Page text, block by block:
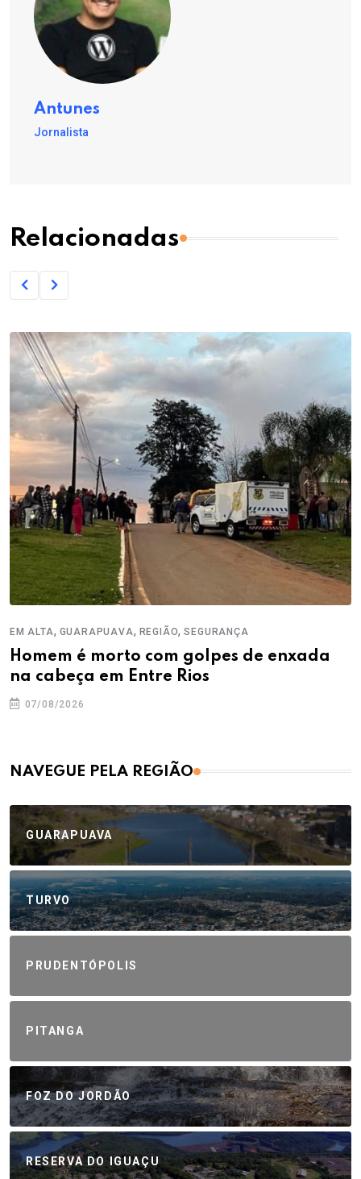
Antunes
Jornalista
Relacionadas
EM ALTA, GUARAPUAVA, REGIÃO,SEGURANÇA
Homem é morto com golpes de enxada
na cabeça em Entre Rios
07/08/2026
NAVEGUE PELA REGIÃO
GUARAPUAVA
TURVO
PRUDENTÓPOLIS
PITANGA
FOZ DO JORDÃO
RESERVA DO IGUAÇU